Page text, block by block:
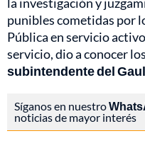
punibles cometidas por
Pública en servicio
servicio, dio a conocer los
subintendente del
Síganos en nuestro
noticias de mayor interés